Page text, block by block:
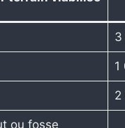
3
1
2
ou fosse